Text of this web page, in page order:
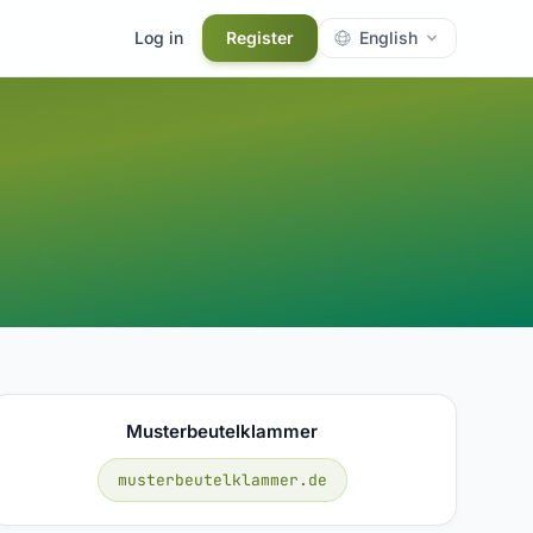
Log in Register English
Musterbeutelklammer
musterbeutelklammer.de